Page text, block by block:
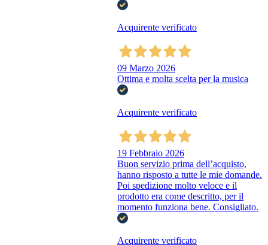
Acquirente verificato
09 Marzo 2026
Ottima e molta scelta per la musica
Acquirente verificato
19 Febbraio 2026
Buon servizio prima dell’acquisto,
hanno risposto a tutte le mie domande.
Poi spedizione molto veloce e il
prodotto era come descritto, per il
momento funziona bene. Consigliato.
Acquirente verificato